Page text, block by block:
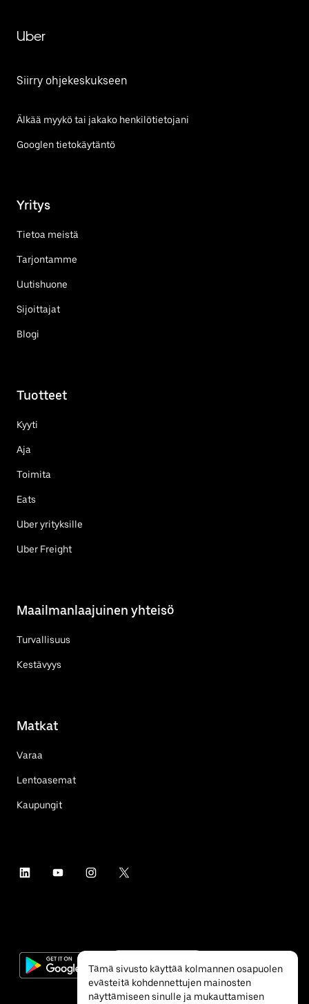
Uber
Siirry ohjekeskukseen
Älkää myykö tai jakako henkilötietojani
Googlen tietokäytäntö
Yritys
Tietoa meistä
Tarjontamme
Uutishuone
Sijoittajat
Blogi
Tuotteet
Kyyti
Aja
Toimita
Eats
Uber yrityksille
Uber Freight
Maailmanlaajuinen yhteisö
Turvallisuus
Kestävyys
Matkat
Varaa
Lentoasemat
Kaupungit
Tämä sivusto käyttää kolmannen osapuolen
evästeitä kohdennettujen mainosten
näyttämiseen sinulle ja mukauttamisen